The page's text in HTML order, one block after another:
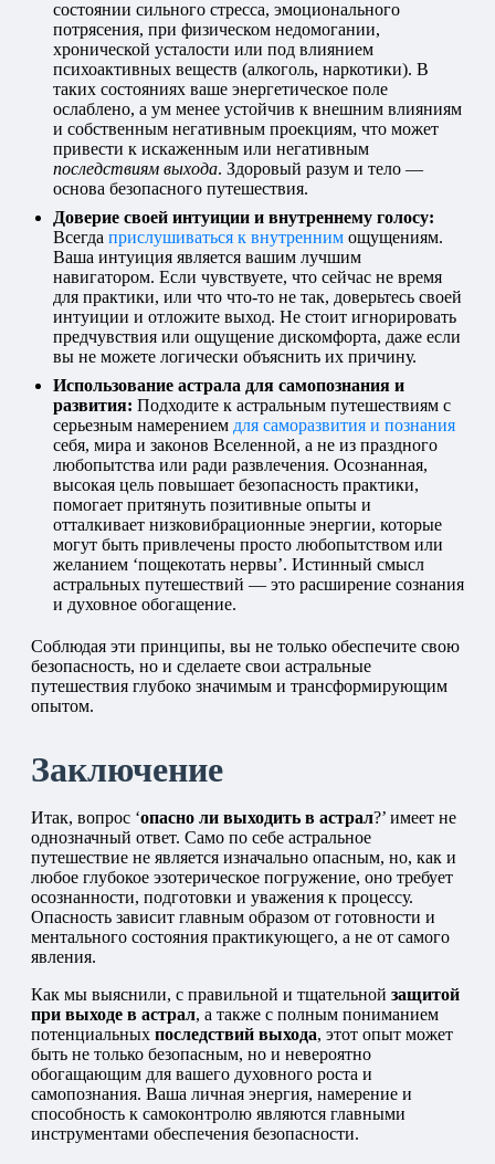
состоянии сильного стресса, эмоционального
потрясения, при физическом недомогании,
хронической усталости или под влиянием
психоактивных веществ (алкоголь, наркотики). В
таких состояниях ваше энергетическое поле
ослаблено, а ум менее устойчив к внешним влияниям
и собственным негативным проекциям, что может
привести к искаженным или негативным
последствиям выхода. Здоровый разум и тело —
основа безопасного путешествия.
Доверие своей интуиции и внутреннему голосу:
Всегда прислушиваться к внутренним ощущениям.
Ваша интуиция является вашим лучшим
навигатором. Если чувствуете, что сейчас не время
для практики, или что что-то не так, доверьтесь своей
интуиции и отложите выход. Не стоит игнорировать
предчувствия или ощущение дискомфорта, даже если
вы не можете логически объяснить их причину.
Использование астрала для самопознания и
развития: Подходите к астральным путешествиям с
серьезным намерением для саморазвития и познания
себя, мира и законов Вселенной, а не из праздного
любопытства или ради развлечения. Осознанная,
высокая цель повышает безопасность практики,
помогает притянуть позитивные опыты и
отталкивает низковибрационные энергии, которые
могут быть привлечены просто любопытством или
желанием ‘пощекотать нервы’. Истинный смысл
астральных путешествий — это расширение сознания
и духовное обогащение.
Соблюдая эти принципы, вы не только обеспечите свою
безопасность, но и сделаете свои астральные
путешествия глубоко значимым и трансформирующим
опытом.
Заключение
Итак, вопрос ‘опасно ли выходить в астрал?’ имеет не
однозначный ответ. Само по себе астральное
путешествие не является изначально опасным, но, как и
любое глубокое эзотерическое погружение, оно требует
осознанности, подготовки и уважения к процессу.
Опасность зависит главным образом от готовности и
ментального состояния практикующего, а не от самого
явления.
Как мы выяснили, с правильной и тщательной защитой
при выходе в астрал, а также с полным пониманием
потенциальных последствий выхода, этот опыт может
быть не только безопасным, но и невероятно
обогащающим для вашего духовного роста и
самопознания. Ваша личная энергия, намерение и
способность к самоконтролю являются главными
инструментами обеспечения безопасности.